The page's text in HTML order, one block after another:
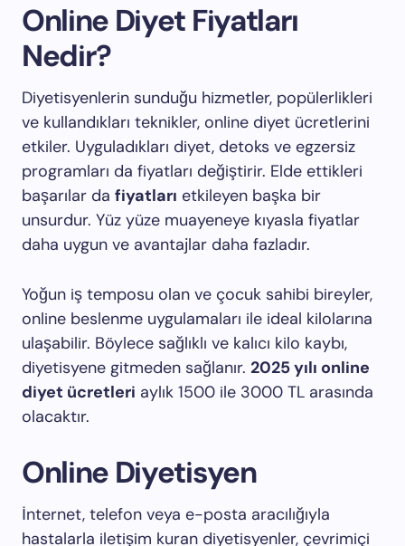
Online Diyet Fiyatları
Nedir?
Diyetisyenlerin sunduğu hizmetler, popülerlikleri
ve kullandıkları teknikler, online diyet ücretlerini
etkiler. Uyguladıkları diyet, detoks ve egzersiz
programları da fiyatları değiştirir. Elde ettikleri
başarılar da fiyatları etkileyen başka bir
unsurdur. Yüz yüze muayeneye kıyasla fiyatlar
daha uygun ve avantajlar daha fazladır.
Yoğun iş temposu olan ve çocuk sahibi bireyler,
online beslenme uygulamaları ile ideal kilolarına
ulaşabilir. Böylece sağlıklı ve kalıcı kilo kaybı,
diyetisyene gitmeden sağlanır. 2025 yılı online
diyet ücretleri aylık 1500 ile 3000 TL arasında
olacaktır.
Online Diyetisyen
İnternet, telefon veya e-posta aracılığıyla
hastalarla iletişim kuran diyetisyenler, çevrimiçi